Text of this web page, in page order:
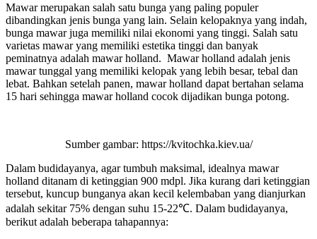
Mawar merupakan salah satu bunga yang paling populer
dibandingkan jenis bunga yang lain. Selain kelopaknya yang indah,
bunga mawar juga memiliki nilai ekonomi yang tinggi. Salah satu
varietas mawar yang memiliki estetika tinggi dan banyak
peminatnya adalah mawar holland. Mawar holland adalah jenis
mawar tunggal yang memiliki kelopak yang lebih besar, tebal dan
lebat. Bahkan setelah panen, mawar holland dapat bertahan selama
15 hari sehingga mawar holland cocok dijadikan bunga potong.
Sumber gambar: https://kvitochka.kiev.ua/
Dalam budidayanya, agar tumbuh maksimal, idealnya mawar
holland ditanam di ketinggian 900 mdpl. Jika kurang dari ketinggian
tersebut, kuncup bunganya akan kecil kelembaban yang dianjurkan
adalah sekitar 75% dengan suhu 15-22℃. Dalam budidayanya,
berikut adalah beberapa tahapannya: